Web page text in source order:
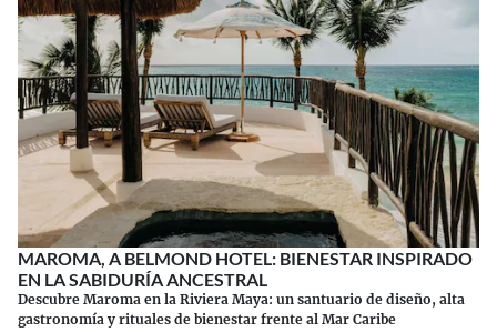
MAROMA, A BELMOND HOTEL: BIENESTAR INSPIRADO
EN LA SABIDURÍA ANCESTRAL
Descubre Maroma en la Riviera Maya: un santuario de diseño, alta
gastronomía y rituales de bienestar frente al Mar Caribe